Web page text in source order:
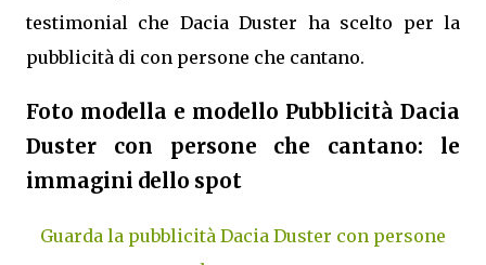
testimonial che Dacia Duster ha scelto per la
pubblicità di con persone che cantano.
Foto modella e modello Pubblicità Dacia
Duster con persone che cantano: le
immagini dello spot
Guarda la pubblicità Dacia Duster con persone